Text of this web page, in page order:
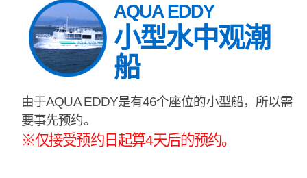
AQUA EDDY
小型水中观潮
船
由于AQUA EDDY是有46个座位的小型船，所以需
要事先预约。
※仅接受预约日起算4天后的预约。